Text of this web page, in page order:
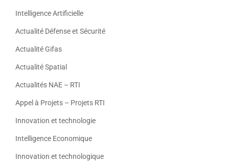
Intelligence Artificielle
Actualité Défense et Sécurité
Actualité Gifas
Actualité Spatial
Actualités NAE – RTI
Appel à Projets – Projets RTI
Innovation et technologie
Intelligence Economique
Innovation et technologique